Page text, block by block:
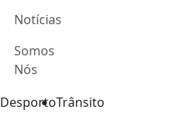
Notícias
Somos
Nós
DesportoTrânsito